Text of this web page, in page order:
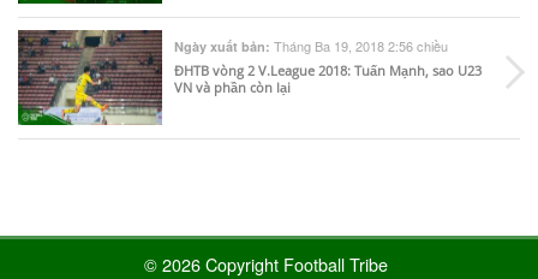
Ngày xuất bản: Tháng Ba 19, 2018 2:56 chiều
ĐHTB vòng 2 V.League 2018: Tuấn Mạnh, sao U23
VN và phần còn lại
© 2026 Copyright Football Tribe